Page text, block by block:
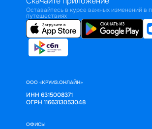
Оставайтесь в курсе важных изменений в
путешествиях
ООО «КРУИЗ.ОНЛАЙН»
ИНН 6315008371
ОГРН 1166313053048
ОФИСЫ